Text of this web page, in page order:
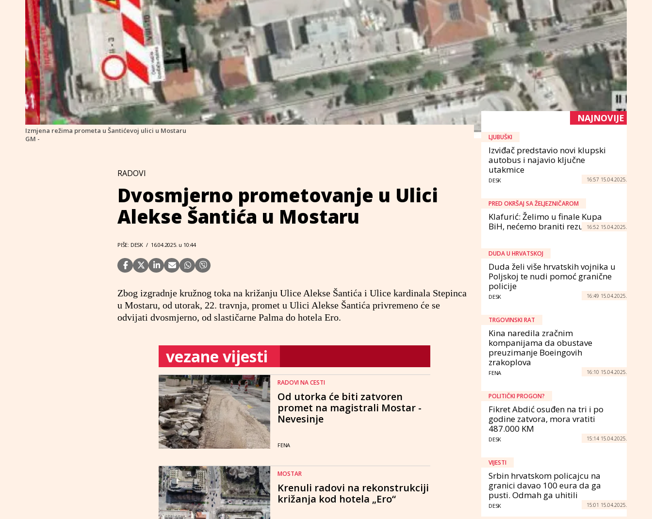
Izmjena režima prometa u Šantićevoj ulici u Mostaru
GM -
RADOVI
Dvosmjerno prometovanje u Ulici
Alekse Šantića u Mostaru
PIŠE: DESK / 16.04.2025. u 10:44
Zbog izgradnje kružnog toka na križanju Ulice Alekse Šantića i Ulice kardinala Stepinca
u Mostaru, od utorak, 22. travnja, promet u Ulici Alekse Šantića privremeno će se
odvijati dvosmjerno, od slastičarne Palma do hotela Ero.
vezane vijesti
RADOVI NA CESTI
Od utorka će biti zatvoren
promet na magistrali Mostar -
Nevesinje
FENA
MOSTAR
Krenuli radovi na rekonstrukciji
križanja kod hotela „Ero“
NAJNOVIJE
LJUBUŠKI
Izviđač predstavio novi klupski
autobus i najavio ključne
utakmice
DESK 16:57 15.04.2025.
PRED OKRŠAJ SA ŽELJEZNIČAROM
Klafurić: Želimo u finale Kupa
BiH, nećemo braniti rezultat16:52 15.04.2025.
DUDA U HRVATSKOJ
Duda želi više hrvatskih vojnika u
Poljskoj te nudi pomoć granične
policije
DESK 16:49 15.04.2025.
TRGOVINSKI RAT
Kina naredila zračnim
kompanijama da obustave
preuzimanje Boeingovih
zrakoplova
FENA 16:10 15.04.2025.
POLITIČKI PROGON?
Fikret Abdić osuđen na tri i po
godine zatvora, mora vratiti
487.000 KM
DESK 15:14 15.04.2025.
VIJESTI
Srbin hrvatskom policajcu na
granici davao 100 eura da ga
pusti. Odmah ga uhitili
DESK 15:01 15.04.2025.